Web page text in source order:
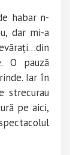
habar n-
dar mi-a
O pauză
Iar în
strecurau
pe aici,